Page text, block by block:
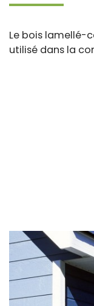
Le bois lamellé-
utilisé dans la